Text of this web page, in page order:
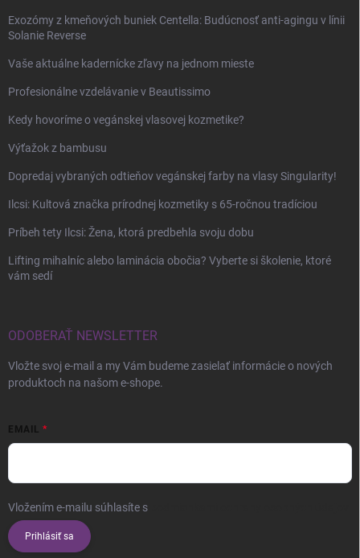
Exozómy z kmeňových buniek Centella: Budúcnosť anti-agingu v línii
Solanie Reverse
Vaše aktuálne kadernícke zľavy na jednom mieste
Profesionálne vzdelávanie v Beautissimo
Kedy hovoríme o vegánskej vlasovej kozmetike?
Výťažok z bambusu
Dopredaj vybraných odtieňov vegánskej farby na vlasy Singularity!
Ilcsi: Kultová značka prírodnej kozmetiky s 65-ročnou tradíciou
Príbeh tety Ilcsi: Žena, ktorá predbehla svoju dobu
Lifting mihalníc alebo laminácia obočia? Vyberte si školenie, ktoré
vám sedí
ODOBERAŤ NEWSLETTER
Vložte svoj e-mail a my Vám budeme zasielať informácie o nových
produktoch na našom e-shope.
EMAIL
Vložením e-mailu súhlasíte s
Prihlásiť sa